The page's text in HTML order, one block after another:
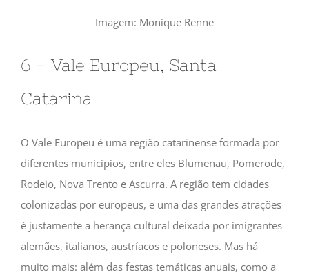
Imagem: Monique Renne
6 – Vale Europeu, Santa
Catarina
O Vale Europeu é uma região catarinense formada por
diferentes municípios, entre eles Blumenau, Pomerode,
Rodeio, Nova Trento e Ascurra. A região tem cidades
colonizadas por europeus, e uma das grandes atrações
é justamente a herança cultural deixada por imigrantes
alemães, italianos, austríacos e poloneses. Mas há
muito mais: além das festas temáticas anuais, como a